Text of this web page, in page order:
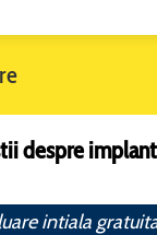
despre
intiala